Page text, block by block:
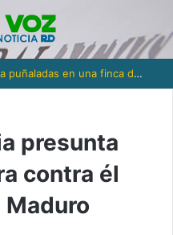
Agricultor es hallado muerto a puñaladas en una finca de San Víctor; buscan a un empleado como sospechoso
presunta
contra él